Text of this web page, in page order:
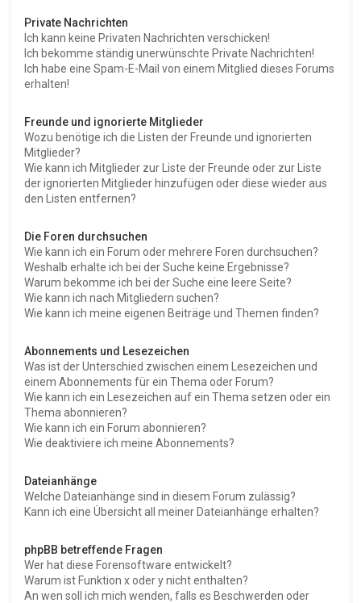
Private Nachrichten
Ich kann keine Privaten Nachrichten verschicken!
Ich bekomme ständig unerwünschte Private Nachrichten!
Ich habe eine Spam-E-Mail von einem Mitglied dieses Forums
erhalten!
Freunde und ignorierte Mitglieder
Wozu benötige ich die Listen der Freunde und ignorierten
Mitglieder?
Wie kann ich Mitglieder zur Liste der Freunde oder zur Liste
der ignorierten Mitglieder hinzufügen oder diese wieder aus
den Listen entfernen?
Die Foren durchsuchen
Wie kann ich ein Forum oder mehrere Foren durchsuchen?
Weshalb erhalte ich bei der Suche keine Ergebnisse?
Warum bekomme ich bei der Suche eine leere Seite?
Wie kann ich nach Mitgliedern suchen?
Wie kann ich meine eigenen Beiträge und Themen finden?
Abonnements und Lesezeichen
Was ist der Unterschied zwischen einem Lesezeichen und
einem Abonnements für ein Thema oder Forum?
Wie kann ich ein Lesezeichen auf ein Thema setzen oder ein
Thema abonnieren?
Wie kann ich ein Forum abonnieren?
Wie deaktiviere ich meine Abonnements?
Dateianhänge
Welche Dateianhänge sind in diesem Forum zulässig?
Kann ich eine Übersicht all meiner Dateianhänge erhalten?
phpBB betreffende Fragen
Wer hat diese Forensoftware entwickelt?
Warum ist Funktion x oder y nicht enthalten?
An wen soll ich mich wenden, falls es Beschwerden oder